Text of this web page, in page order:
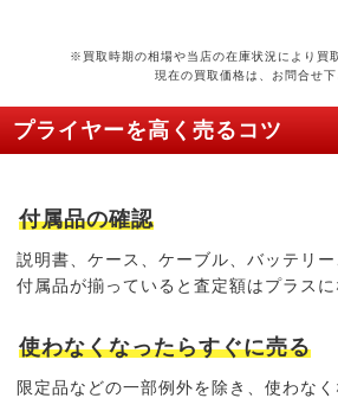
※買取時期の相場や当店の在庫状況により買
現在の買取価格は、お問合せ下
プライヤーを高く売るコツ
付属品の確認
説明書、ケース、ケーブル、バッテリ
付属品が揃っていると 査定額はプラス
使わなくなったらすぐに売る
限定品などの一部例外を除き、 使わな